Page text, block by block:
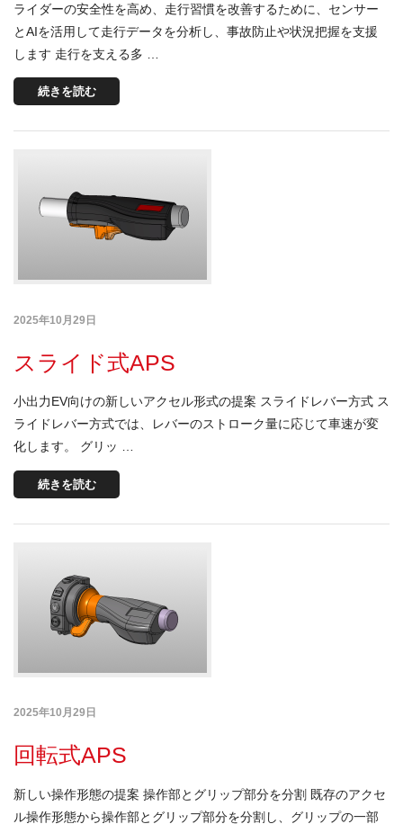
ライダーの安全性を高め、走行習慣を改善するために、センサー
とAIを活用して走行データを分析し、事故防止や状況把握を支援
します 走行を支える多 …
続きを読む
2025年10月29日
スライド式APS
小出力EV向けの新しいアクセル形式の提案 スライドレバー方式 ス
ライドレバー方式では、レバーのストローク量に応じて車速が変
化します。 グリッ …
続きを読む
2025年10月29日
回転式APS
新しい操作形態の提案 操作部とグリップ部分を分割 既存のアクセ
ル操作形態から操作部とグリップ部分を分割し、グリップの一部